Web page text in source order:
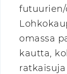
futuurien/
omassa
kautta,